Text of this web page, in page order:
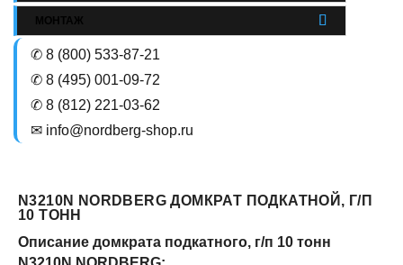
МОНТАЖ
✆ 8 (800) 533-87-21
✆ 8 (495) 001-09-72
✆ 8 (812) 221-03-62
✉ info@nordberg-shop.ru
N3210N NORDBERG ДОМКРАТ ПОДКАТНОЙ, Г/П
10 ТОНН
Описание домкрата подкатного, г/п 10 тонн